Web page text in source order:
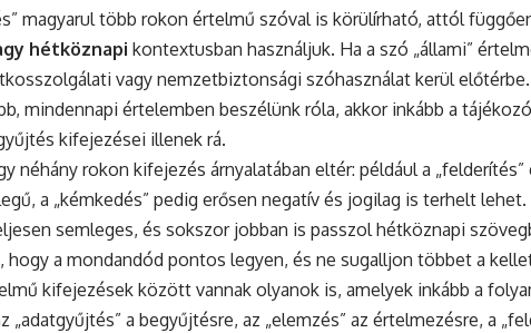
magyarul több rokon értelmű szóval is körülírható, attól
hétköznapi kontextusban használjuk. Ha a szó „állami”
vagy nemzetbiztonsági szóhasználat kerül
mindennapi értelemben beszélünk róla, akkor inkább a
kifejezései illenek rá.
néhány rokon kifejezés árnyalatában eltér: például a „felderítés”
a „kémkedés” pedig erősen negatív és jogilag is terhelt lehet.
semleges, és sokszor jobban is passzol hétköznapi
hogy a mondandód pontos legyen, és ne sugalljon többet a
kifejezések között vannak olyanok is, amelyek inkább a
„adatgyűjtés” a begyűjtésre, az „elemzés” az értelmezésre, a